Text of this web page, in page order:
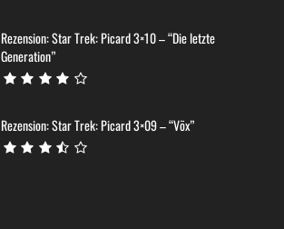
Rezension: Star Trek: Picard 3×10 – “Die letzte
Generation”
Rezension: Star Trek: Picard 3×09 – “Võx”